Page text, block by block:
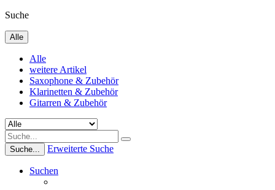
Suche
Alle
Alle
weitere Artikel
Saxophone & Zubehör
Klarinetten & Zubehör
Gitarren & Zubehör
Suche... Erweiterte Suche
Suchen